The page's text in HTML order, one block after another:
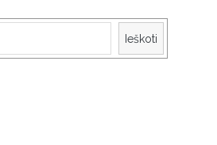
Ieškoti